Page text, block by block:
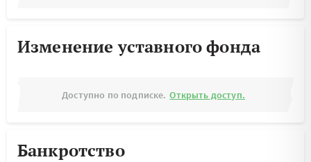
Изменение уставного фонда
Доступно по подписке. Открыть доступ.
Банкротство